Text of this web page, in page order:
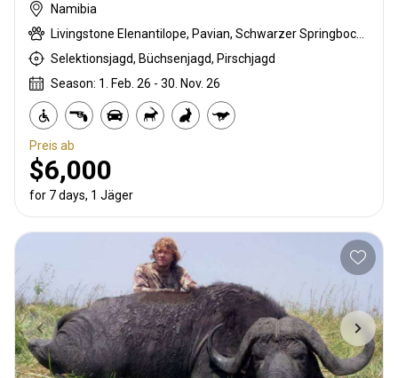
Namibia
Selektionsjagd, Büchsenjagd, Pirschjagd
Season: 1. Feb. 26 - 30. Nov. 26
Preis ab
$6,000
for 7 days, 1 Jäger